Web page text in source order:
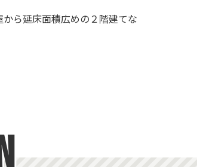
ら延床面積広めの２階建てな